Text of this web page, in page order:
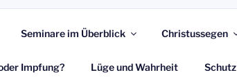
Seminare im Überblick Christussegen
Impfung? Lüge und Wahrheit Schutz